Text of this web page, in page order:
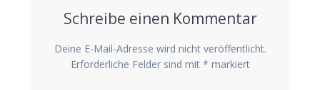
Schreibe einen Kommentar
Deine E-Mail-Adresse wird nicht veröffentlicht.
Erforderliche Felder sind mit * markiert